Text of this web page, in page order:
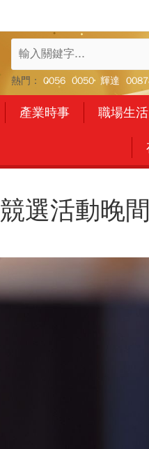
熱門： 0056 0050 輝達
產業時事 職場生活
競選活動晚